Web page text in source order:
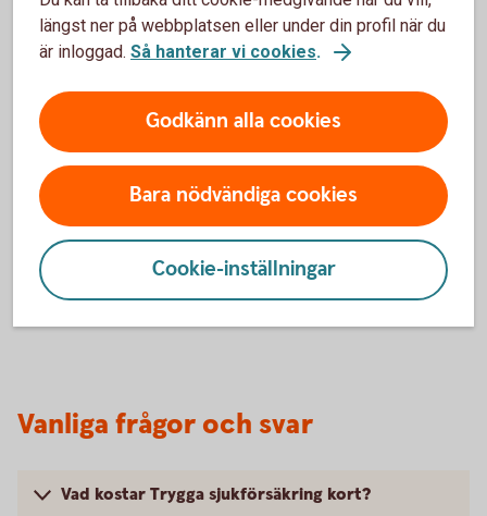
Har olyckan varit framme?
Här kan du göra din anmälan och ansöka om
ersättning.
Skadeanmälan – anmäl skada
Vanliga frågor och svar
Vad kostar Trygga sjukförsäkring kort?
längst ner på webbplatsen eller under din profil när du
är inloggad. Så hanterar vi cookies.
Godkänn alla cookies
Bara nödvändiga cookies
Cookie-inställningar